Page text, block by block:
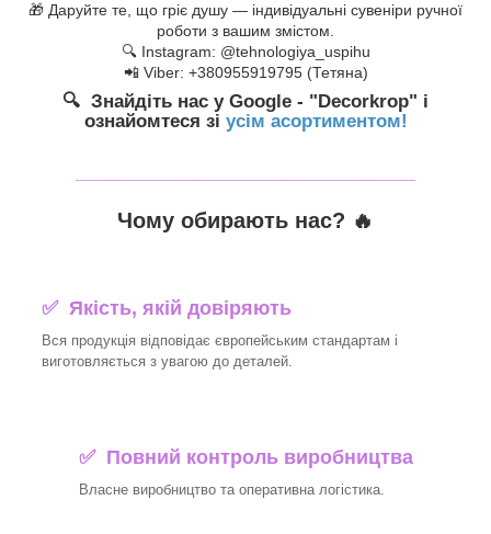
🎁 Даруйте те, що гріє душу — індивідуальні сувеніри ручної
роботи з вашим змістом.
🔍 Instagram: @tehnologiya_uspihu
📲 Viber: +380955919795 (Тетяна)
🔍 Знайдіть нас у Google - "Decorkrop" і
ознайомтеся зі усім асортиментом!
Чому обирають нас? 🔥
✅ Якість, якій довіряють
Вся продукція відповідає європейським стандартам і
виготовляється з увагою до деталей.
✅ Повний контроль виробництва
Власне виробництво та оперативна логістика.